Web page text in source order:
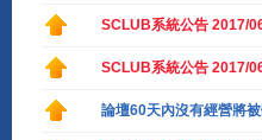
SCLUB系統公告 2017/
SCLUB系統公告 2017/
論壇60天內沒有經營將